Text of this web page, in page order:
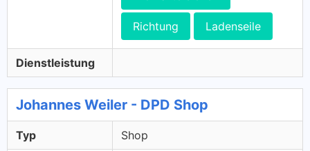
Richtung Ladenseile
Dienstleistung
Johannes Weiler - DPD Shop
Typ Shop